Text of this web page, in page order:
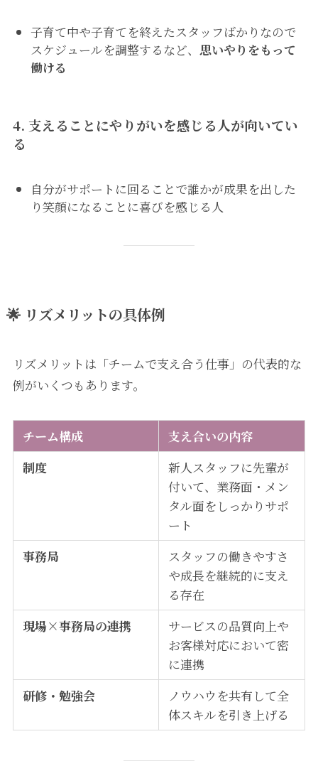
子育て中や子育てを終えたスタッフばかりなので
スケジュールを調整するなど、 思いやりをもって
働ける
4. 支えることにやりがいを感じる人が向いてい
る
自分がサポートに回ることで誰かが成果を出した
り笑顔になることに喜びを感じる人
🌟 リズメリットの具体例
リズメリットは「チームで支え合う仕事」の代表的な
例がいくつもあります。
チーム構成
支え合いの内容
制度
新人スタッフに先輩が
付いて、業務面・メン
タル面をしっかりサポ
ート
事務局
スタッフの働きやすさ
や成長を継続的に支え
る存在
現場×事務局の連携
サービスの品質向上や
お客様対応において密
に連携
研修・勉強会
ノウハウを共有して全
体スキルを引き上げる